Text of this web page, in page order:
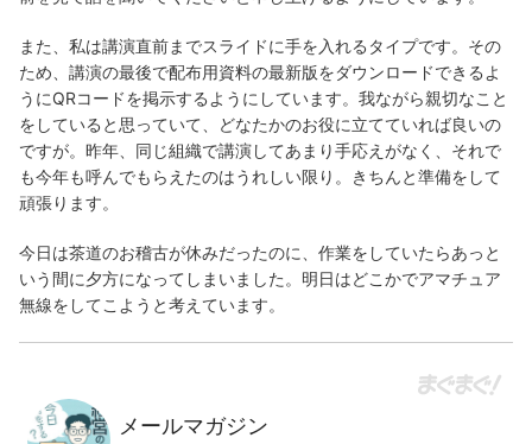
また、私は講演直前までスライドに手を入れるタイプです。その
ため、講演の最後で配布用資料の最新版をダウンロードできるよ
うにQRコードを掲示するようにしています。我ながら親切なこと
をしていると思っていて、どなたかのお役に立てていれば良いの
ですが。昨年、同じ組織で講演してあまり手応えがなく、それで
も今年も呼んでもらえたのはうれしい限り。きちんと準備をして
頑張ります。
今日は茶道のお稽古が休みだったのに、作業をしていたらあっと
いう間に夕方になってしまいました。明日はどこかでアマチュア
無線をしてこようと考えています。
メールマガジン